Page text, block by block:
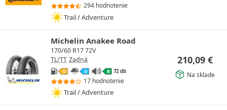
294 hodnotenie
Trail / Adventure
Michelin Anakee Road
170/60 R17 72V
TL/TT Zadná
D D B 72 db
17 hodnotenie
Trail / Adventure
210,09 €
Na sklade